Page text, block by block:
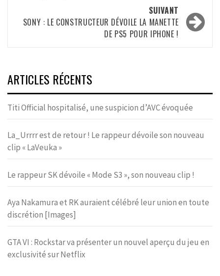
SUIVANT
SONY : LE CONSTRUCTEUR DÉVOILE LA MANETTE
DE PS5 POUR IPHONE !
ARTICLES RÉCENTS
Titi Official hospitalisé, une suspicion d’AVC évoquée
La_Urrrr est de retour ! Le rappeur dévoile son nouveau
clip « LaVeuka »
Le rappeur SK dévoile « Mode S3 », son nouveau clip !
Aya Nakamura et RK auraient célébré leur union en toute
discrétion [Images]
GTA VI : Rockstar va présenter un nouvel aperçu du jeu en
exclusivité sur Netflix